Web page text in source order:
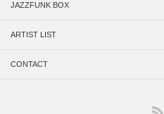
JAZZFUNK BOX
ARTIST LIST
CONTACT